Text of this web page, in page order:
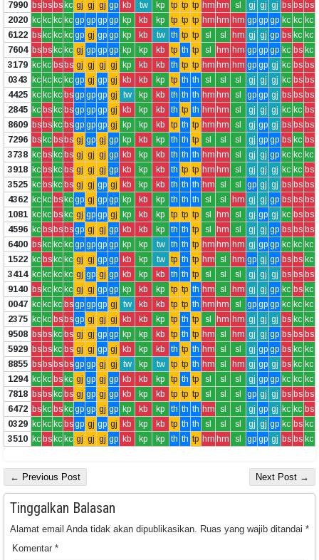
7990 bsbsbskc gj gj gj gp kb tw kp tp tp tp hm hm sl gj gj gj bs bs bs
2020 kc kc kc kc gp gp gp gp kp kb kp tp tp tp hm hm hm gp gp gp kc kc kc
6122 bskc kc kc gp gj gp gp kp kb tw th tp tp sl sl hm gj gj gp bs kc kc
7604 bsbskc kc gj gp gp gp kp kp kb tp th tp sl hm hm gp gp gp kc bs kc
3179 kc kc bsbs gj gj gj gj kp kb kb th tp tp hm hm hm gp gp gj kc bs bs
0343 kc kc kc kc gp gj gp gj kb kb kp tp th th sl sl sl gj gj gj kc bs bs
4425 kc kc kc bsgp gp gp gj tw kp kb th th th hm hm sl gp gp gj bs bs bs
2845 kc bskc bsgp gp gp gj kb kp kb th tp th hm hm sl gj gj gj kc kc bs
8609 bsbskc bsgp gp gp gj kp kp kb tp th tp hm hm sl gj gp gj bs bs bs
7296 bskc bsbs gj gp gj gp kp kb kp th th tp sl sl sl gj gp gp bs kc bs
3738 kc bskc bs gj gj gj gp kb kp kb th th th hm hm sl gj gj gp kc kc kc
3918 kc bskc bs gj gj gj gp kb kp kb th tp tp hm hm sl gj gj gj kc kc bs
3525 kc bskc bs gj gj gp gj kb kp kb th th th hm sl sl gp gj gj bs bs bs
4362 kc kc bskc gp gj gp gp kp kb kp th th th sl sl hm gj gj gp bs bs bs
1081 kc kc bskc gj gp gp gj kp kb kp tp tp tp sl hm sl gj gp gj kc bs bs
4596 kc bsbsbsgp gj gj gp kb kb kp th th tp sl hm sl gj gj gp bs bs bs
6400 bskc kc kc gp gp gp gp kp kp tw th th tp hm hm hm gj gp gp kc kc kc
1522 kc bskc kc gj gj gp gp kb kp tw tp th tp hm sl hm gp gj gp bs bs kc
3414 kc kc kc kc gj gp gj gp kb kp kb th th tp sl sl sl gj gj gj bs bs bs
9140 bskc kc kc gj gj gp gp kp kb kp tp tp th hm sl hm gj gj gp kc bs kc
0047 kc kc kc bsgp gp gp gj tw kb kb tp tp th hm hm sl gp gp gp kc kc kc
2375 kc kc bsbsgp gj gj gj kb kb kp tp th tp sl hm hm gj gj gj bs kc kc
9508 bsbskc bs gj gj gp gp kp kp kb tp th tp hm sl hm gj gj gp bs bs bs
5929 bsbskc bs gj gj gp gj kb kp kb th tp th hm sl sl gj gp gp bs kc kc
8855 bsbsbsbsgp gp gj gj tw kp tw tp tp th hm sl hm gj gp gj bs kc kc
1294 kc kc bskc gj gp gj gp kb kb kp tp th tp sl sl sl gj gp gp kc kc kc
7818 bsbskc bs gj gp gj gp kb kp kb tp tp tp sl sl sl gp gj gj bs bs bs
6472 bskc bskc gp gp gj gp kp kb kp th th th hm sl sl gj gp gj kc kc bs
0329 kc kc kc bsgp gj gp gj kb kp kb tp th th sl sl sl gj gj gp kc bs kc
3510 kc bskc kc gj gj gj gp kb kp kp th th tp hm hm sl gp gp gj bs bs kc
← Previous Post Next Post →
Tinggalkan Balasan
Alamat email Anda tidak akan dipublikasikan. Ruas yang wajib ditandai *
Komentar *